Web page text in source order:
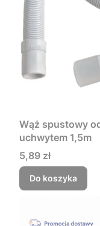
Wąż spustowy
uchwytem 1,5m
Cena
5,89 zł
Do koszyka